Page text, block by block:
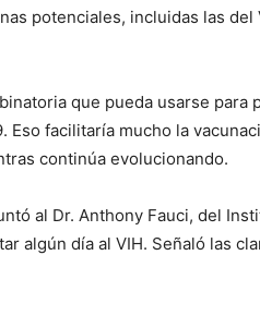
potenciales, incluidas las
que pueda usarse para
facilitaría mucho la
continúa evolucionando.
al Dr. Anthony Fauci, del
algún día al VIH. Señaló las